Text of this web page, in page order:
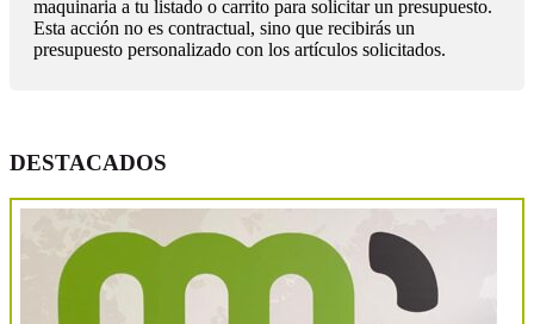
maquinaria a tu listado o carrito para solicitar un presupuesto.
Esta acción no es contractual, sino que recibirás un
presupuesto personalizado con los artículos solicitados.
DESTACADOS